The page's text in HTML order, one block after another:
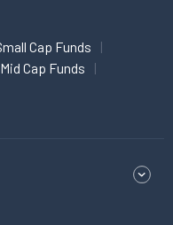
Cap Funds
Mid Cap Funds